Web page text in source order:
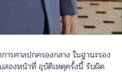
รศาลปกครองกลาง ในฐานะรอง
สองหน้าที่ อุบัติเหตุครั้งนี้ รับผิด